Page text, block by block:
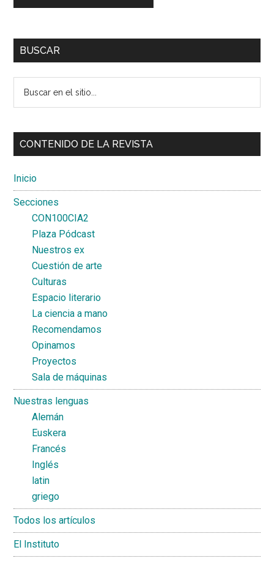
Primary
BUSCAR
sitio...
CONTENIDO DE LA REVISTA
Inicio
Secciones
CON100CIA2
Plaza Pódcast
Nuestros ex
Cuestión de arte
Culturas
Espacio literario
La ciencia a mano
Recomendamos
Opinamos
Proyectos
Sala de máquinas
Nuestras lenguas
Alemán
Euskera
Francés
Inglés
latin
griego
Todos los artículos
El Instituto